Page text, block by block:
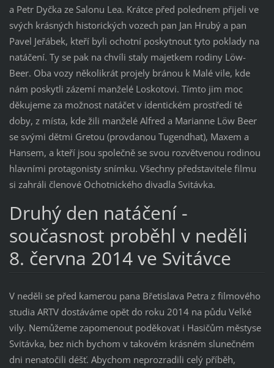
a Petr Dyčka ze Salonu Lea. Krátce před polednem přijeli ve
svých krásných historických vozech pan Jan Hrubý a pan
Pavel Jeřábek, kteří byli ochotní poskytnout tyto poklady na
natáčení. Ty se pak na chvíli staly majetkem rodiny Löw-
Beer. Oba vozy několikrát projely bránou k Malé vile, kde
nám poskytli zázemí manželé Loskotovi. Tímto jim moc
děkujeme za možnost natáčet v identickém prostředí té
doby, z místa, kde žili manželé Alfred a Marianne Löw Beer
se svými dětmi Gretou (provdanou Tugendhat), Maxem a
Hansem, a kteří jsou společně se svou rozvětvenou rodinou
hlavními protagonisty snímku. Všechny představitele filmu
si zahráli členové Ochotnického divadla Svitávka.
Druhý den natáčení -
současnost proběhl v neděli
8. června 2014 ve Svitávce
V neděli se před kamerou pana Břetislava Petra z filmového
studia ARTV dostáváme opět do roku 2014 na půdu Velké
vily. Nemůžeme zapomenout poděkovat i Hasičům městyse
Svitávka, bez nich bychom v takovém krásném slunečném
dni nenatočili déšť. Abychom neprozradili celý příběh,